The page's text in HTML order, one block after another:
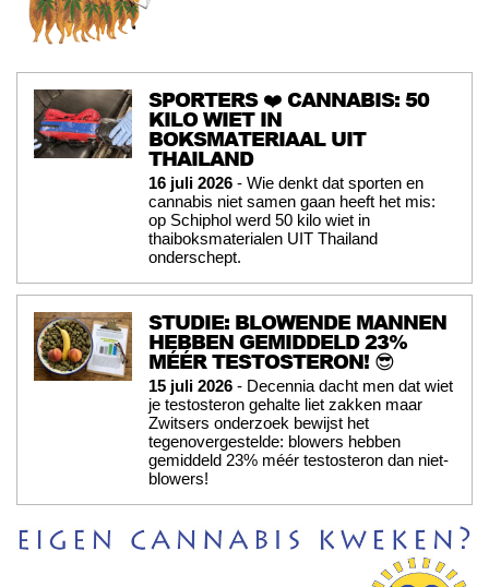
SPORTERS ❤️ CANNABIS: 50
KILO WIET IN
BOKSMATERIAAL UIT
THAILAND
16 juli 2026 - Wie denkt dat sporten en
cannabis niet samen gaan heeft het mis:
op Schiphol werd 50 kilo wiet in
thaiboksmaterialen UIT Thailand
onderschept.
STUDIE: BLOWENDE MANNEN
HEBBEN GEMIDDELD 23%
MÉÉR TESTOSTERON! 😎
15 juli 2026 - Decennia dacht men dat wiet
je testosteron gehalte liet zakken maar
Zwitsers onderzoek bewijst het
tegenovergestelde: blowers hebben
gemiddeld 23% méér testosteron dan niet-
blowers!